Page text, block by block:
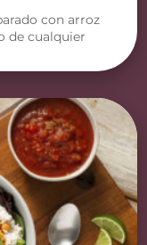
con arroz
de cualquier